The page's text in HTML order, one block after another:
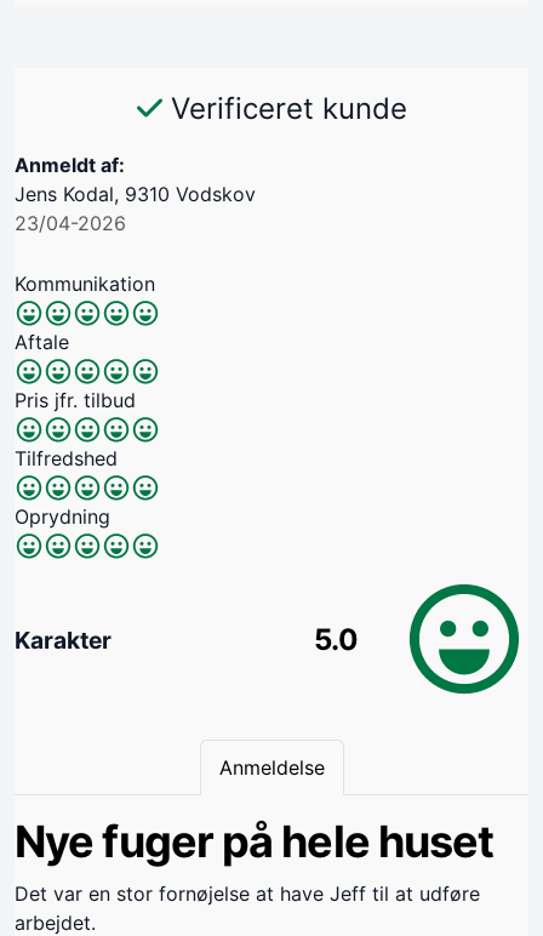
Verificeret kunde
Anmeldt af:
Jens Kodal, 9310 Vodskov
23/04-2026
Kommunikation
Aftale
Pris jfr. tilbud
Tilfredshed
Oprydning
Karakter 5.0
Anmeldelse
Nye fuger på hele huset
Det var en stor fornøjelse at have Jeff til at udføre
arbejdet.